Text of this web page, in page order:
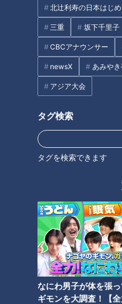
北辻利寿の日本はじ
三重 坂下千里子
CBCアナウンサー
newsX あみやき
アジア大会
タグ検索
タグを検索できます
なにわ男子が体を張
ギモンを大調査！【
タグ
おでかけ チャント！
満載！ワクワクが止まらない
ブリパーク最新情報